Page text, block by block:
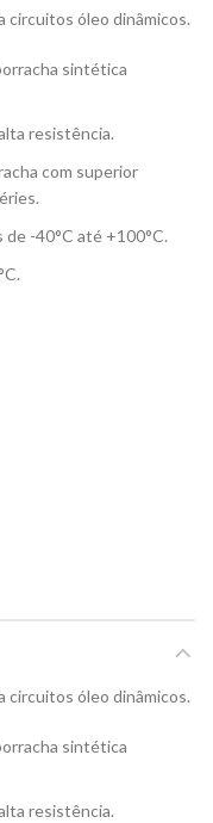
circuitos óleo dinâmicos.
sintética
resistência.
com superior
-40°C até +100°C.
circuitos óleo dinâmicos.
sintética
resistência.